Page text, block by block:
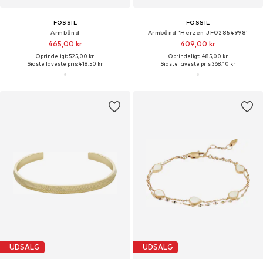
FOSSIL
Armbånd
465,00 kr
Oprindeligt: 525,00 kr
Sidste laveste pris:418,50 kr
FOSSIL
Armbånd 'Herzen JF02854998'
409,00 kr
Oprindeligt: 485,00 kr
Sidste laveste pris:368,10 kr
UDSALG UDSALG